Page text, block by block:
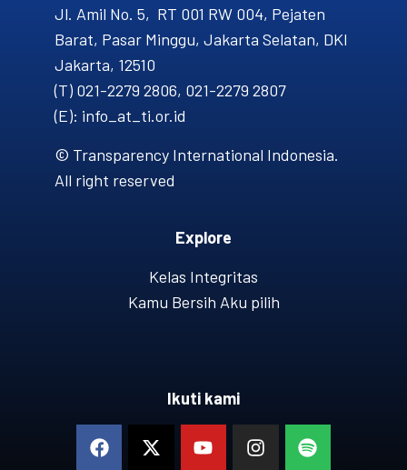
Jl. Amil No. 5, RT 001 RW 004, Pejaten
Barat, Pasar Minggu, Jakarta Selatan, DKI
Jakarta, 12510
(T) 021-2279 2806, 021-2279 2807
(E): info_at_ti.or.id
© Transparency International Indonesia.
All right reserved
Explore
Kelas Integritas
Kamu Bersih Aku pilih
Ikuti kami